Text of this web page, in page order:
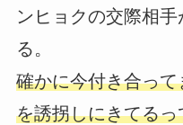
ンヒョクの交際相
る。
確かに今付き合っ
を誘拐しにきてる